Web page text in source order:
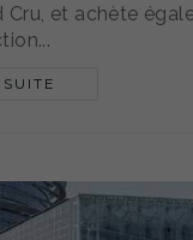
Cru, et achète